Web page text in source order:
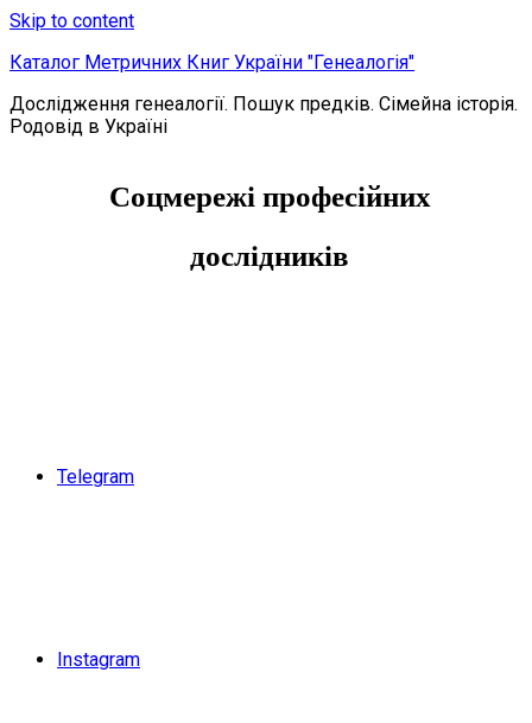
Skip to content
Каталог Метричних Книг України "Генеалогія"
Дослідження генеалогії. Пошук предків. Сімейна історія.
Родовід в Україні
Соцмережі професійних
дослідників
Telegram
Instagram